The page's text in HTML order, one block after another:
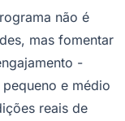
não é
mas fomentar
-
e médio
reais de